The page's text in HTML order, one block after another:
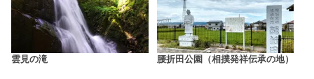
雲見の滝 腰折田公園（相撲発祥伝承の地）